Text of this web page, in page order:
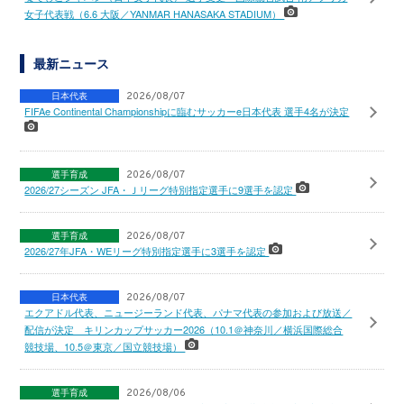
女子代表戦（6.6 大阪／YANMAR HANASAKA STADIUM）
最新ニュース
日本代表 2026/08/07
FIFAe Continental Championshipに臨むサッカーe日本代表 選手4名が決定
選手育成 2026/08/07
2026/27シーズン JFA・Ｊリーグ特別指定選手に9選手を認定
選手育成 2026/08/07
2026/27年JFA・WEリーグ特別指定選手に3選手を認定
日本代表 2026/08/07
エクアドル代表、ニュージーランド代表、パナマ代表の参加および放送／
配信が決定 キリンカップサッカー2026（10.1＠神奈川／横浜国際総合
競技場、10.5＠東京／国立競技場）
選手育成 2026/08/06